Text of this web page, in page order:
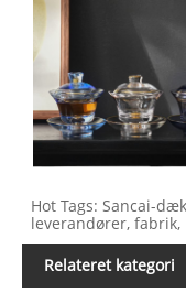
Hot Tags: Sancai-
leverandører,
Relateret kategori